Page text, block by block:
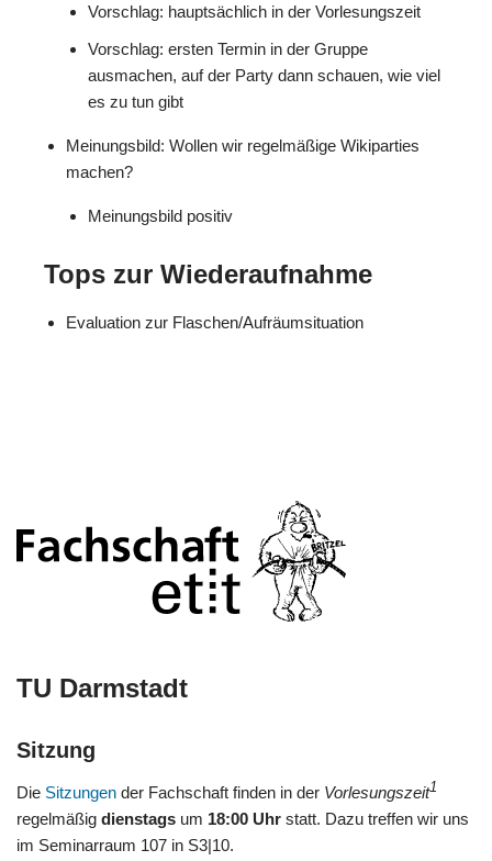
Vorschlag: hauptsächlich in der Vorlesungszeit
Vorschlag: ersten Termin in der Gruppe
ausmachen, auf der Party dann schauen, wie viel
es zu tun gibt
Meinungsbild: Wollen wir regelmäßige Wikiparties
machen?
Meinungsbild positiv
Tops zur Wiederaufnahme
Evaluation zur Flaschen/Aufräumsituation
TU Darmstadt
Sitzung
Die Sitzungen der Fachschaft finden in der Vorlesungszeit1
regelmäßig dienstags um 18:00 Uhr statt. Dazu treffen wir uns
im Seminarraum 107 in S3|10.